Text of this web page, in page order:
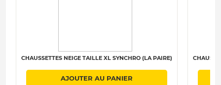
CHAUSSETTES NEIGE TAILLE XL SYNCHRO (LA PAIRE)
AJOUTER AU PANIER